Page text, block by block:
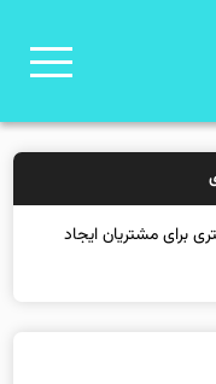
برای مشتریان ایجاد